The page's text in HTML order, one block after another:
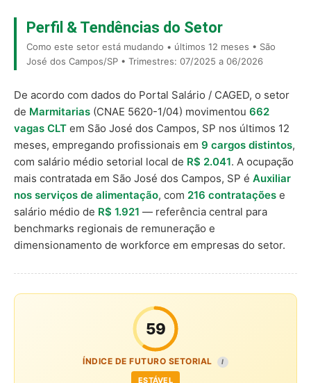
Perfil & Tendências do Setor
Como este setor está mudando • últimos 12 meses • São
José dos Campos/SP • Trimestres: 07/2025 a 06/2026
De acordo com dados do Portal Salário / CAGED, o setor
de Marmitarias (CNAE 5620-1/04) movimentou 662
vagas CLT em São José dos Campos, SP nos últimos 12
meses, empregando profissionais em 9 cargos distintos,
com salário médio setorial local de R$ 2.041. A ocupação
mais contratada em São José dos Campos, SP é Auxiliar
nos serviços de alimentação, com 216 contratações e
salário médio de R$ 1.921 — referência central para
benchmarks regionais de remuneração e
dimensionamento de workforce em empresas do setor.
59
ÍNDICE DE FUTURO SETORIAL I
ESTÁVEL